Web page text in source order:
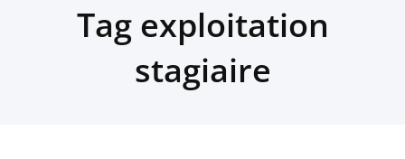
Tag exploitation
stagiaire